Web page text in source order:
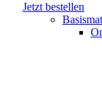
Jetzt bestellen